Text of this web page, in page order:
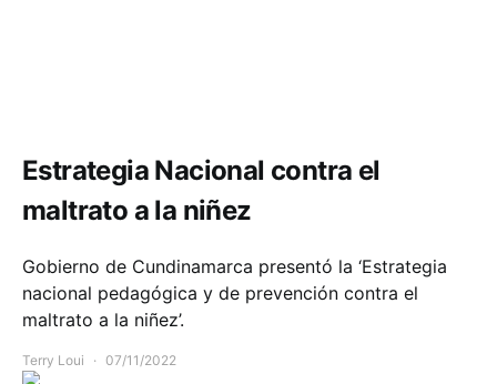
Estrategia Nacional contra el
maltrato a la niñez
Gobierno de Cundinamarca presentó la ‘Estrategia
nacional pedagógica y de prevención contra el
maltrato a la niñez’.
Terry Loui 07/11/2022